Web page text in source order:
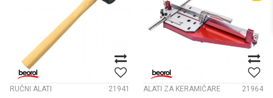
RUČNI ALATI 21941 ALATI ZA KERAMIČARE 21964